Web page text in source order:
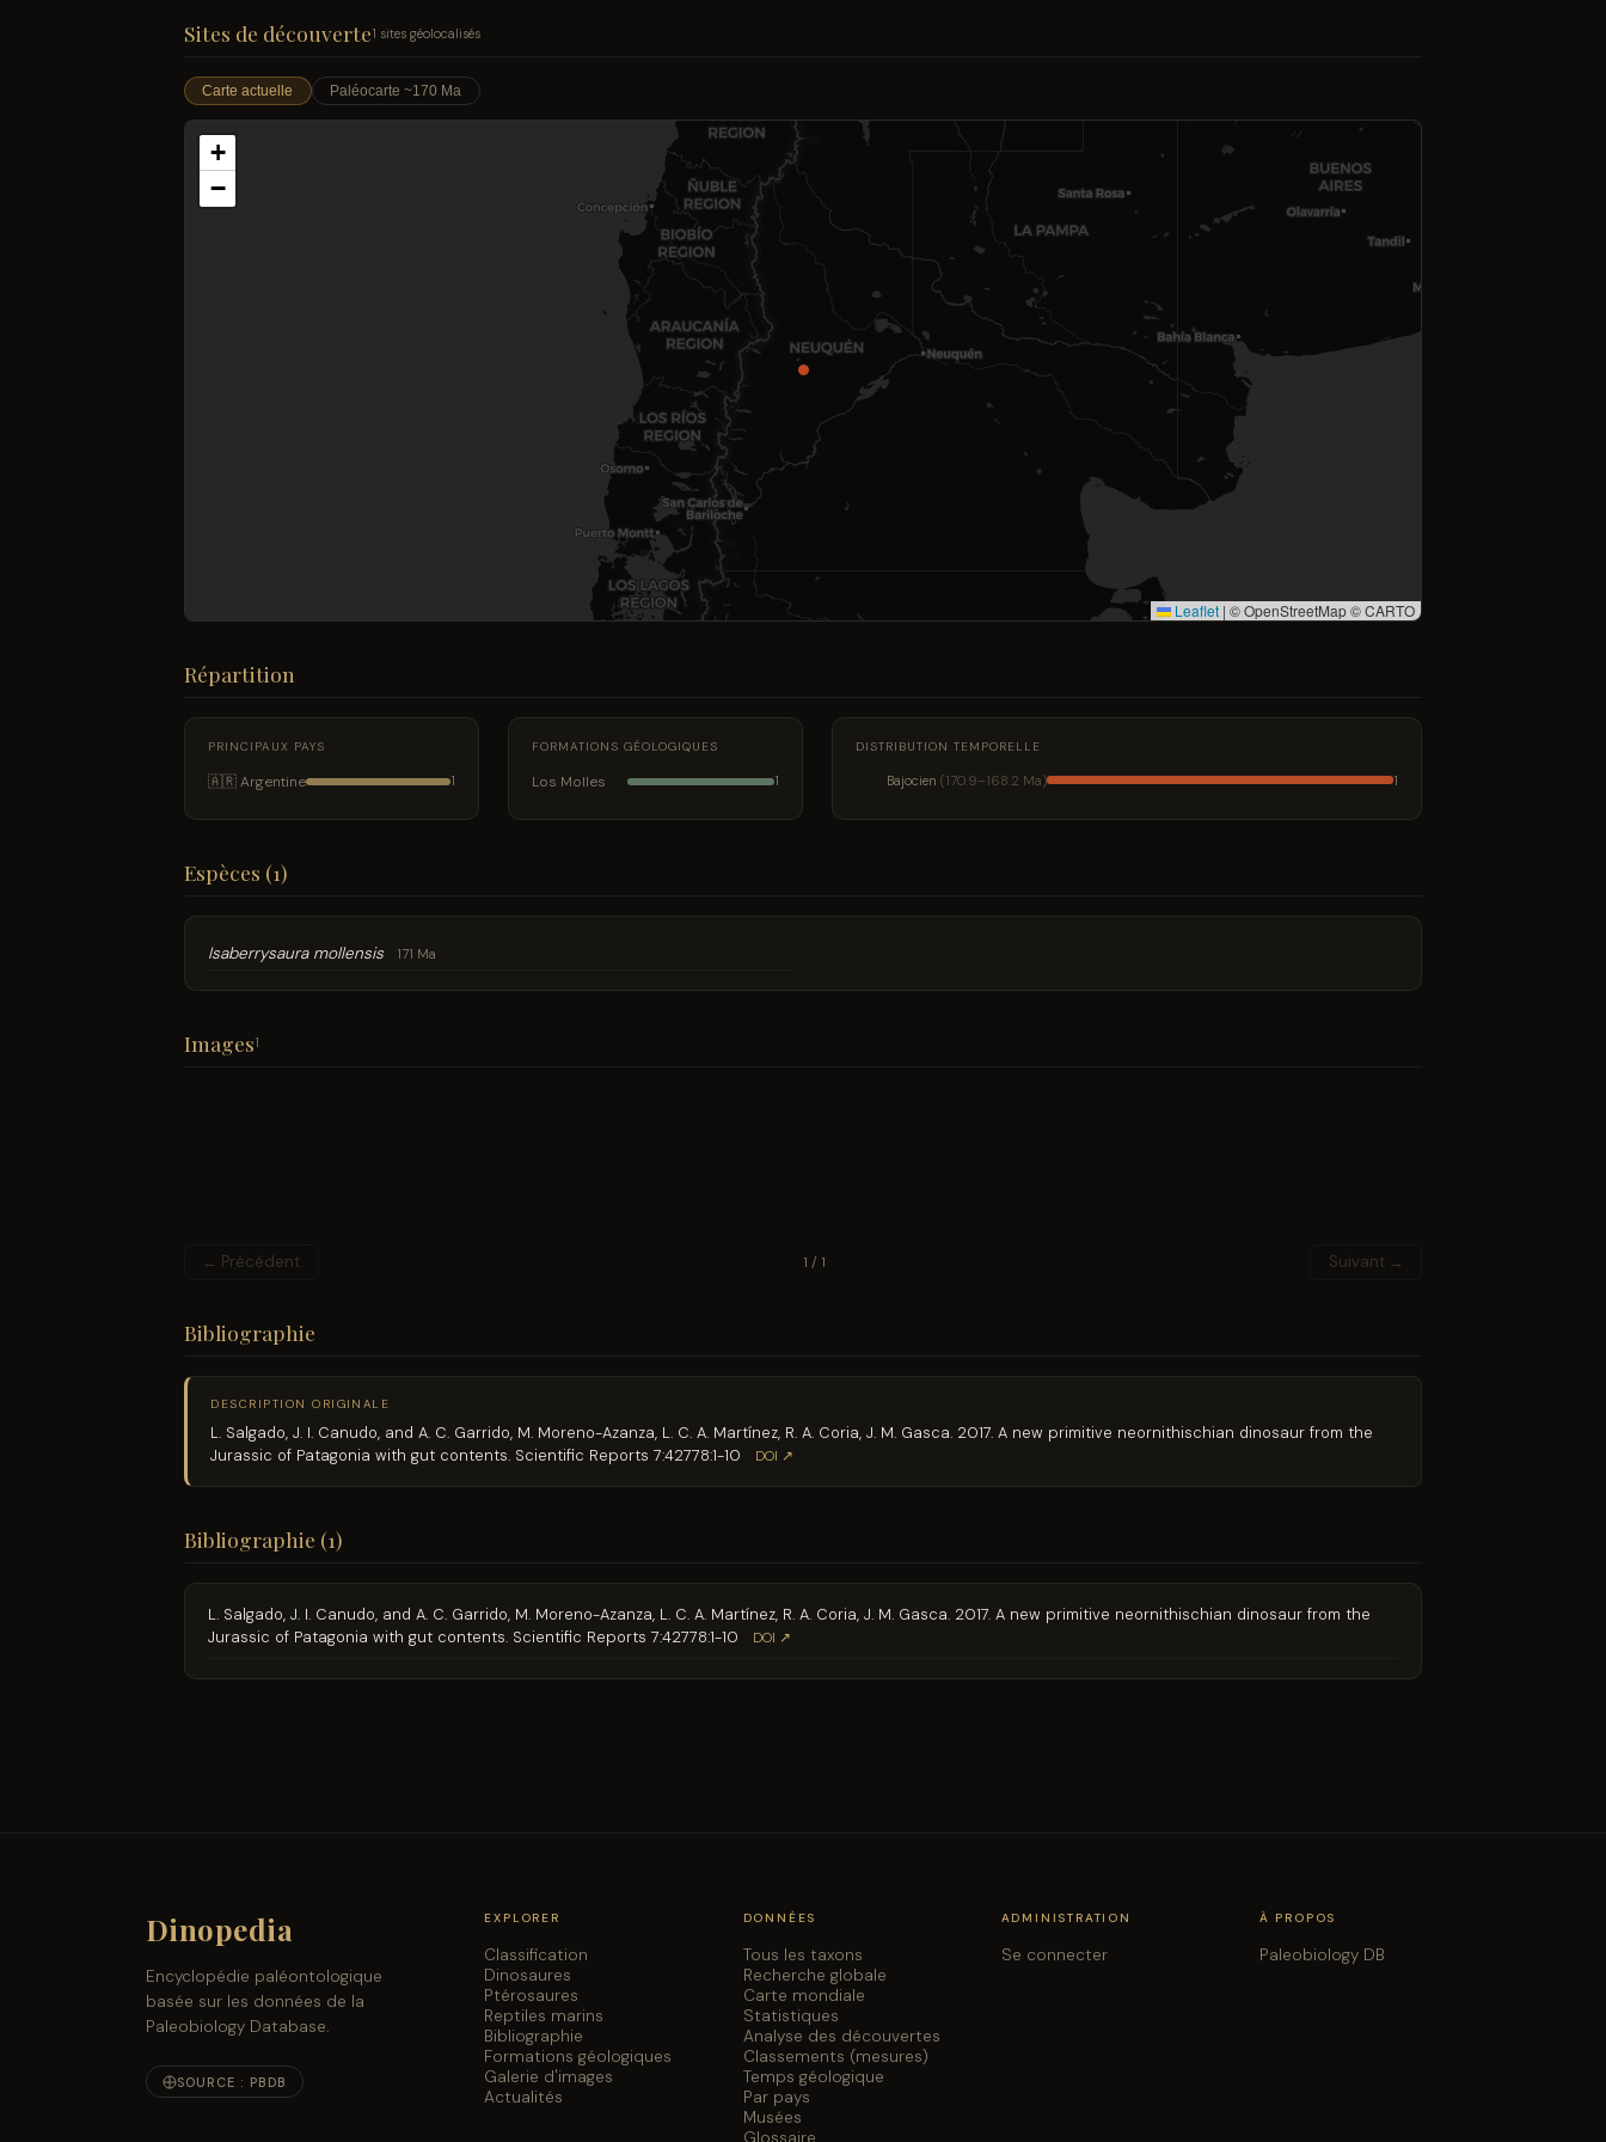
Sites de découverte1 sites géolocalisés
Carte actuelle Paléocarte ~170 Ma
+
−
Leaflet | © OpenStreetMap © CARTO
Répartition
PRINCIPAUX PAYS
🇦🇷 Argentine 1
FORMATIONS GÉOLOGIQUES
Los Molles 1
DISTRIBUTION TEMPORELLE
Bajocien (170.9–168.2 Ma) 1
Espèces (1)
Isaberrysaura mollensis 171 Ma
Images1
← Précédent 1 / 1 Suivant →
Bibliographie
DESCRIPTION ORIGINALE
L. Salgado, J. I. Canudo, and A. C. Garrido, M. Moreno-Azanza, L. C. A. Martínez, R. A. Coria, J. M. Gasca. 2017. A new primitive neornithischian dinosaur from the
Jurassic of Patagonia with gut contents. Scientific Reports 7:42778:1-10
DOI ↗
Bibliographie (1)
L. Salgado, J. I. Canudo, and A. C. Garrido, M. Moreno-Azanza, L. C. A. Martínez, R. A. Coria, J. M. Gasca. 2017. A new primitive neornithischian dinosaur from the
Jurassic of Patagonia with gut contents. Scientific Reports 7:42778:1-10
DOI ↗
Dinopedia
Encyclopédie paléontologique
basée sur les données de la
Paleobiology Database.
SOURCE : PBDB
EXPLORER
Classification
Dinosaures
Ptérosaures
Reptiles marins
Bibliographie
Formations géologiques
Galerie d'images
Actualités
DONNÉES
Tous les taxons
Recherche globale
Carte mondiale
Statistiques
Analyse des découvertes
Classements (mesures)
Temps géologique
Par pays
Musées
Glossaire
ADMINISTRATION
Se connecter
À PROPOS
Paleobiology DB